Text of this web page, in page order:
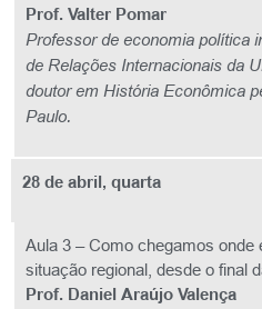
Prof. Valter Pomar
Professor de economia política
de Relações Internacionais da
doutor em História Econômica
Paulo.
28 de abril, quarta
Aula 3 – Como chegamos onde
situação regional, desde o final
Prof. Daniel Araújo Valença